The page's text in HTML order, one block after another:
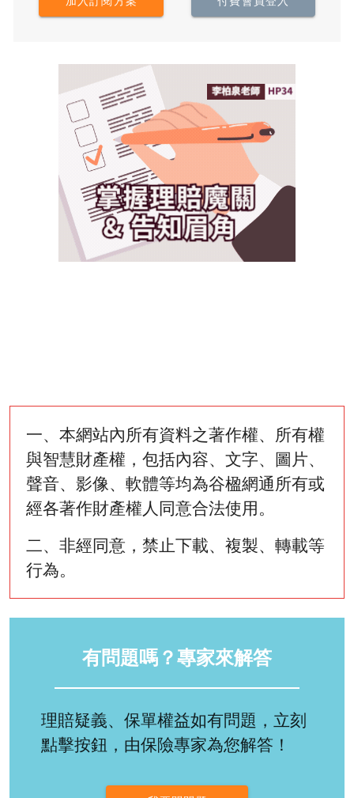
一、本網站內所有資料之著作權、所有權
與智慧財產權，包括內容、文字、圖片、
聲音、影像、軟體等均為谷楹網通所有或
經各著作財產權人同意合法使用。
二、非經同意，禁止下載、複製、轉載等
行為。
有問題嗎？專家來解答
理賠疑義、保單權益如有問題，立刻
點擊按鈕，由保險專家為您解答！